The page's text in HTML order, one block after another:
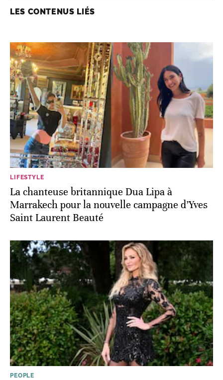
LES CONTENUS LIÉS
LIFESTYLE
La chanteuse britannique Dua Lipa à
Marrakech pour la nouvelle campagne d’Yves
Saint Laurent Beauté
PEOPLE